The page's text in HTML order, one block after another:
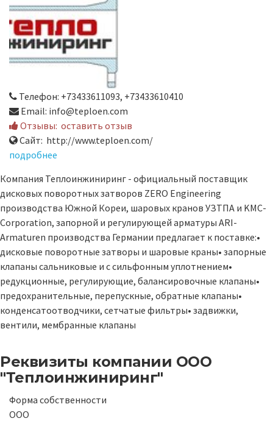
Телефон: +73433611093, +73433610410
Email: info@teploen.com
Отзывы: оставить отзыв
Сайт: http://www.teploen.com/
подробнее
Компания Теплоинжиниринг - официальный поставщик
дисковых поворотных затворов ZERO Engineering
производства Южной Кореи, шаровых кранов УЗТПА и KMC-
Corporation, запорной и регулирующей арматуры ARI-
Armaturen производства Германии предлагает к поставке:•
дисковые поворотные затворы и шаровые краны• запорные
клапаны сальниковые и с сильфонным уплотнением•
редукционные, регулирующие, балансировочные клапаны•
предохранительные, перепускные, обратные клапаны•
конденсатоотводчики, сетчатые фильтры• задвижки,
вентили, мембранные клапаны
Реквизиты компании ООО
"Теплоинжиниринг"
Форма собственности
ООО